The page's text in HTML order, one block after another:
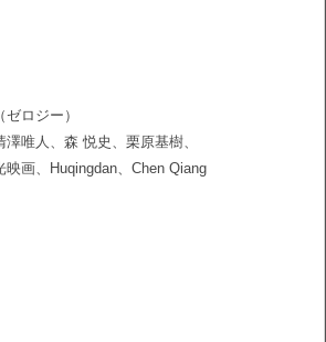
ロジー）
唯⼈、森 悦史、栗原基樹、
画、Huqingdan、Chen Qiang